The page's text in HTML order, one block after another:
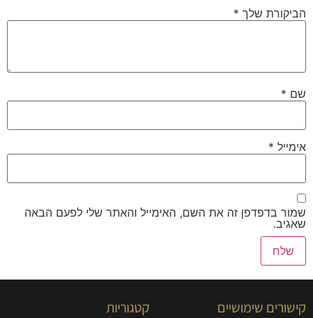
הביקורת שלך *
שם *
אימייל *
שמור בדפדפן זה את השם, האימייל והאתר שלי לפעם הבאה
שאגיב.
קישורים שימושיים קטגוריות